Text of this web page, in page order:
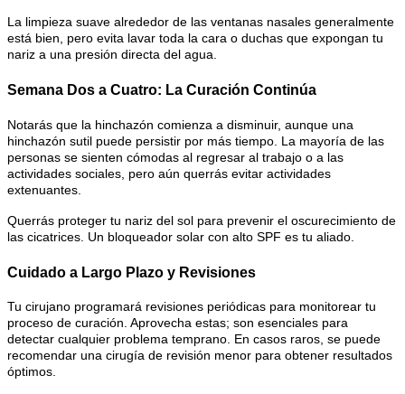
La limpieza suave alrededor de las ventanas nasales generalmente
está bien, pero evita lavar toda la cara o duchas que expongan tu
nariz a una presión directa del agua.
Semana Dos a Cuatro: La Curación Continúa
Notarás que la hinchazón comienza a disminuir, aunque una
hinchazón sutil puede persistir por más tiempo. La mayoría de las
personas se sienten cómodas al regresar al trabajo o a las
actividades sociales, pero aún querrás evitar actividades
extenuantes.
Querrás proteger tu nariz del sol para prevenir el oscurecimiento de
las cicatrices. Un bloqueador solar con alto SPF es tu aliado.
Cuidado a Largo Plazo y Revisiones
Tu cirujano programará revisiones periódicas para monitorear tu
proceso de curación. Aprovecha estas; son esenciales para
detectar cualquier problema temprano. En casos raros, se puede
recomendar una cirugía de revisión menor para obtener resultados
óptimos.